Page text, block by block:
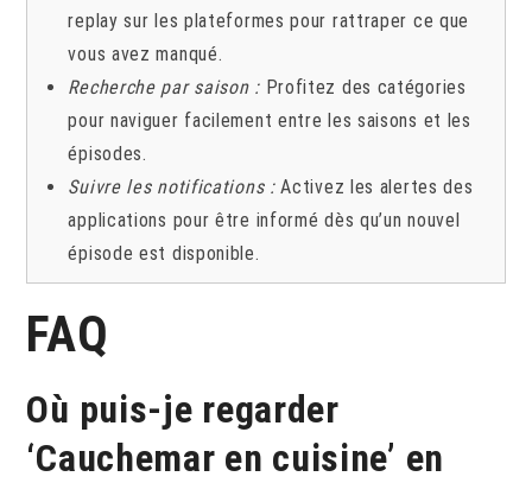
replay sur les plateformes pour rattraper ce que
vous avez manqué.
Recherche par saison :Profitez des catégories
pour naviguer facilement entre les saisons et les
épisodes.
Suivre les notifications :Activez les alertes des
applications pour être informé dès qu’un nouvel
épisode est disponible.
FAQ
Où puis-je regarder
‘Cauchemar en cuisine’ en